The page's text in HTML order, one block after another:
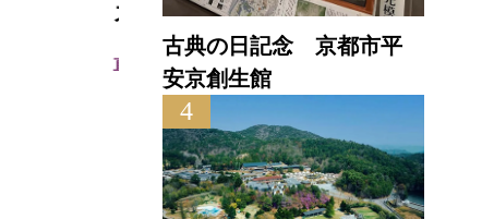
スコルピオーネ祇園
直線距離 : 0.3km
古典の日記念 京都市平
安京創生館
4